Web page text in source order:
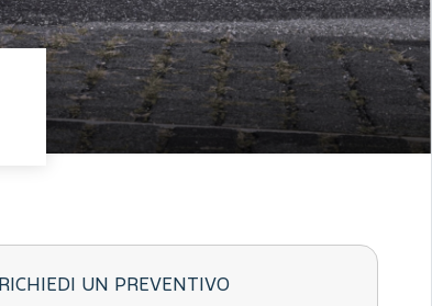
RICHIEDI UN PREVENTIVO